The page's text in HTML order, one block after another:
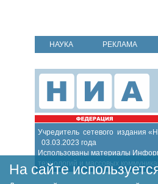
НАУКА РЕКЛАМА
Учредитель сетевого издания
03.03.2023 года
Использованы материалы
технологий и массовых
На сайте